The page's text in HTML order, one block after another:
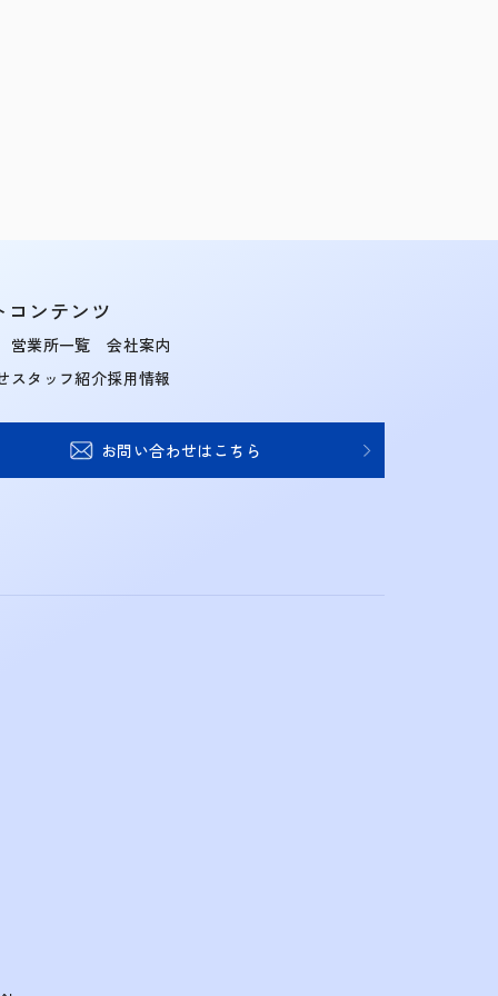
コンテンツ
営業所一覧
スタッフ紹介
会社案内
採用情報
お問い合わせはこちら